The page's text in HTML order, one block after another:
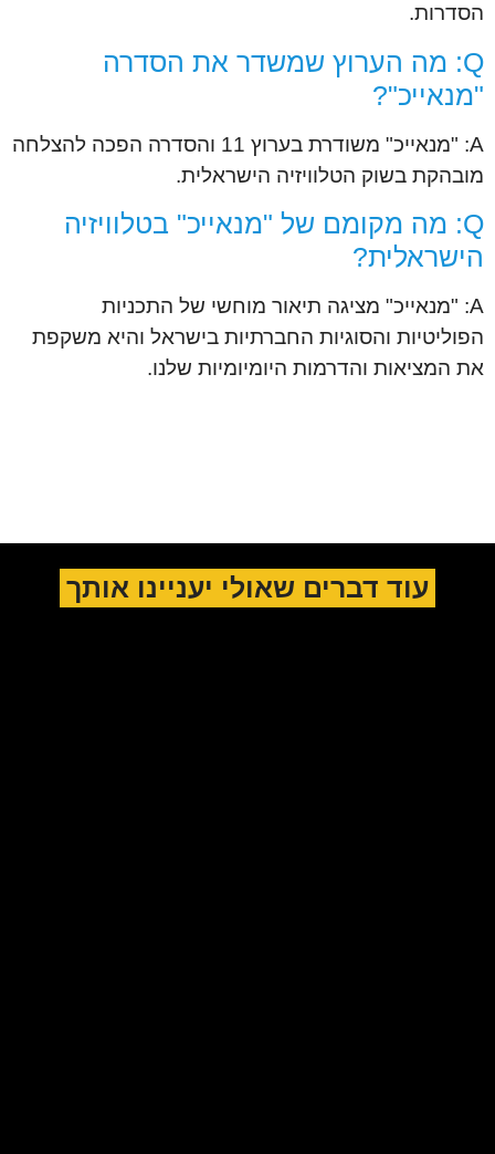
הסדרות.
Q: מה הערוץ שמשדר את הסדרה
"מנאייכ"?
A: "מנאייכ" משודרת בערוץ 11 והסדרה הפכה להצלחה
מובהקת בשוק הטלוויזיה הישראלית.
Q: מה מקומם של "מנאייכ" בטלוויזיה
הישראלית?
A: "מנאייכ" מציגה תיאור מוחשי של התכניות
הפוליטיות והסוגיות החברתיות בישראל והיא משקפת
את המציאות והדרמות היומיומיות שלנו.
עוד דברים שאולי יעניינו אותך